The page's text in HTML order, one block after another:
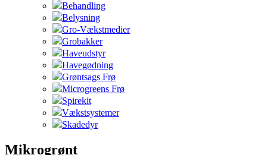
Behandling
Belysning
Gro-Vækstmedier
Grobakker
Haveudstyr
Havegødning
Grøntsags Frø
Microgreens Frø
Spirekit
Vækstsystemer
Skadedyr
Mikrogrønt